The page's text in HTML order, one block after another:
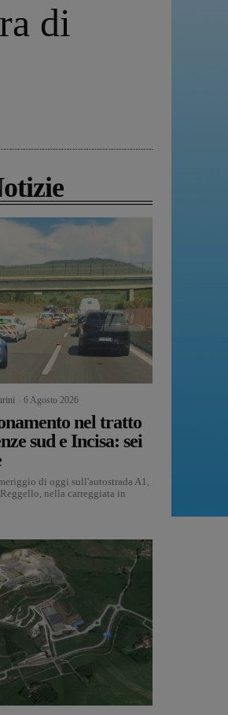
di
6 Agosto 2026
nel tratto
sud e Incisa: sei
di oggi sull'autostrada A1,
nella carreggiata in